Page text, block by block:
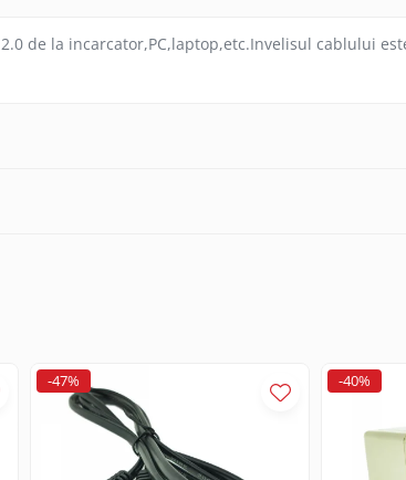
de la incarcator,PC,laptop,etc.Invelisul cablului
-47% -40%